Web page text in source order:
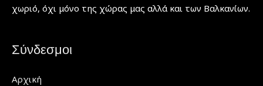
χωριό, όχι μόνο της χώρας μας αλλά και των Βαλκανίων.
Σύνδεσμοι
Αρχική